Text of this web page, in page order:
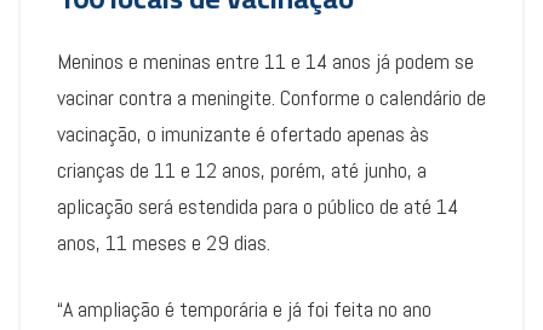
Meninos e meninas entre 11 e 14 anos já podem se
vacinar contra a meningite. Conforme o calendário de
vacinação, o imunizante é ofertado apenas às
crianças de 11 e 12 anos, porém, até junho, a
aplicação será estendida para o público de até 14
anos, 11 meses e 29 dias.
“A ampliação é temporária e já foi feita no ano